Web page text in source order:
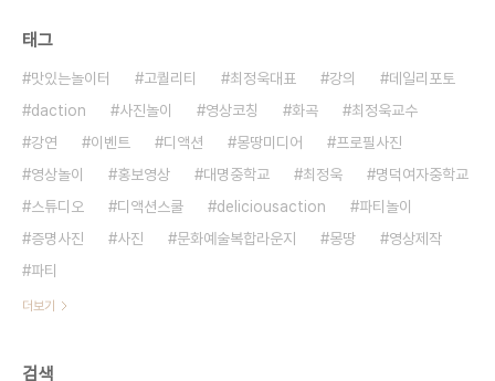
태그
맛있는놀이터 고퀄리티 최정욱대표 강의
데일리포토
daction
사진놀이 영상코칭 화곡
최정욱교수
강연
이벤트 디액션 몽땅미디어
프로필사진
영상놀이
홍보영상 대명중학교 최정욱
명덕여자중학교
스튜디오
디액션스쿨 deliciousaction
파티놀이
증명사진
사진 문화예술복합라운지 몽땅
영상제작
파티
더보기
검색